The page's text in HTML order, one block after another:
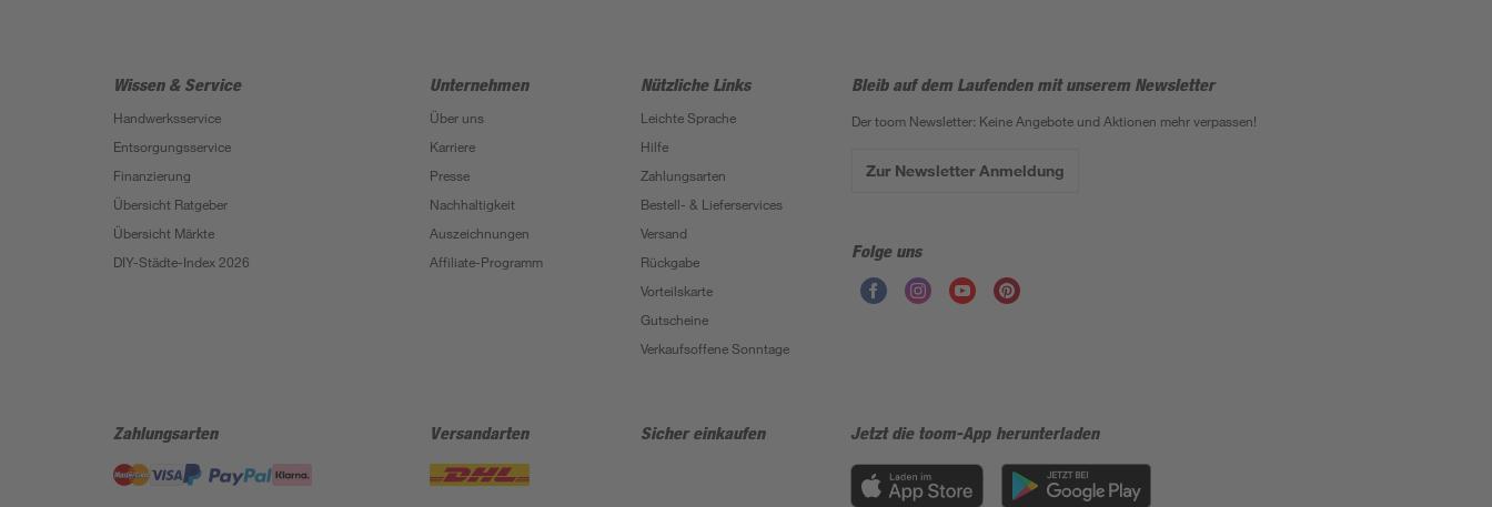
Wissen & Service
Handwerksservice
Entsorgungsservice
Finanzierung
Übersicht Ratgeber
Übersicht Märkte
DIY-Städte-Index 2026
Unternehmen
Über uns
Karriere
Presse
Nachhaltigkeit
Auszeichnungen
Affiliate-Programm
Nützliche Links
Leichte Sprache
Hilfe
Zahlungsarten
Bestell- & Lieferservices
Versand
Rückgabe
Vorteilskarte
Gutscheine
Verkaufsoffene Sonntage
Bleib auf dem Laufenden mit unserem Newsletter
Der toom Newsletter: Keine Angebote und Aktionen mehr verpassen!
Zur Newsletter Anmeldung
Folge uns
Zahlungsarten Versandarten Sicher einkaufen Jetzt die toom-App herunterladen